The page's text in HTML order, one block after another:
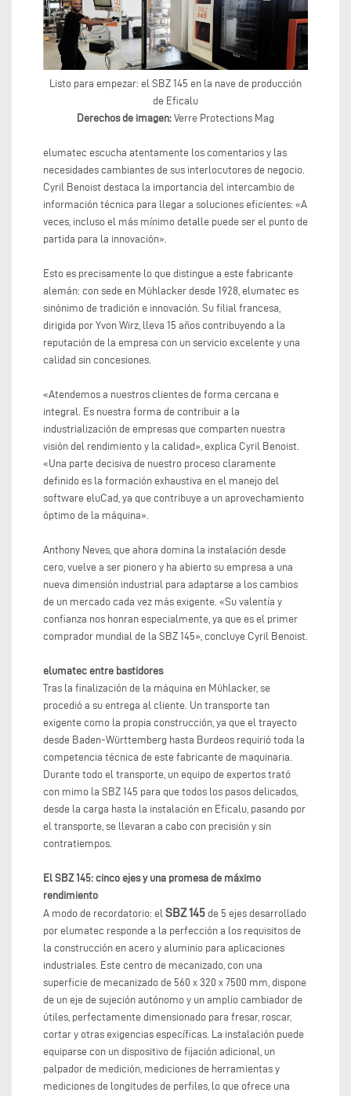
Listo para empezar: el SBZ 145 en la nave de producción
de Eficalu
Derechos de imagen: Verre Protections Mag
elumatec escucha atentamente los comentarios y las
necesidades cambiantes de sus interlocutores de negocio.
Cyril Benoist destaca la importancia del intercambio de
información técnica para llegar a soluciones eficientes: «A
veces, incluso el más mínimo detalle puede ser el punto de
partida para la innovación».
Esto es precisamente lo que distingue a este fabricante
alemán: con sede en Mühlacker desde 1928, elumatec es
sinónimo de tradición e innovación. Su filial francesa,
dirigida por Yvon Wirz, lleva 15 años contribuyendo a la
reputación de la empresa con un servicio excelente y una
calidad sin concesiones.
«Atendemos a nuestros clientes de forma cercana e
integral. Es nuestra forma de contribuir a la
industrialización de empresas que comparten nuestra
visión del rendimiento y la calidad», explica Cyril Benoist.
«Una parte decisiva de nuestro proceso claramente
definido es la formación exhaustiva en el manejo del
software eluCad, ya que contribuye a un aprovechamiento
óptimo de la máquina».
Anthony Neves, que ahora domina la instalación desde
cero, vuelve a ser pionero y ha abierto su empresa a una
nueva dimensión industrial para adaptarse a los cambios
de un mercado cada vez más exigente. «Su valentía y
confianza nos honran especialmente, ya que es el primer
comprador mundial de la SBZ 145», concluye Cyril Benoist.
elumatec entre bastidores
Tras la finalización de la máquina en Mühlacker, se
procedió a su entrega al cliente. Un transporte tan
exigente como la propia construcción, ya que el trayecto
desde Baden-Württemberg hasta Burdeos requirió toda la
competencia técnica de este fabricante de maquinaria.
Durante todo el transporte, un equipo de expertos trató
con mimo la SBZ 145 para que todos los pasos delicados,
desde la carga hasta la instalación en Eficalu, pasando por
el transporte, se llevaran a cabo con precisión y sin
contratiempos.
El SBZ 145: cinco ejes y una promesa de máximo
rendimiento
A modo de recordatorio: el SBZ 145 de 5 ejes desarrollado
por elumatec responde a la perfección a los requisitos de
la construcción en acero y aluminio para aplicaciones
industriales. Este centro de mecanizado, con una
superficie de mecanizado de 560 x 320 x 7500 mm, dispone
de un eje de sujeción autónomo y un amplio cambiador de
útiles, perfectamente dimensionado para fresar, roscar,
cortar y otras exigencias específicas. La instalación puede
equiparse con un dispositivo de fijación adicional, un
palpador de medición, mediciones de herramientas y
mediciones de longitudes de perfiles, lo que ofrece una